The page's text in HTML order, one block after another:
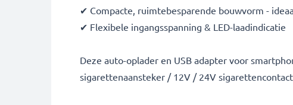
✔ Compacte, ruimtebesparende bouwvorm -
✔ Flexibele ingangsspanning & LED-laadindicatie
Deze auto-oplader en USB adapter voor
sigarettenaansteker / 12V / 24V